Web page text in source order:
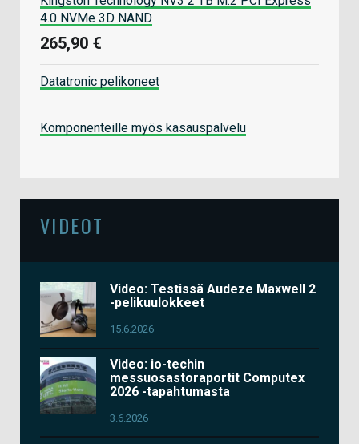
4.0 NVMe 3D NAND
265,90 €
Datatronic pelikoneet
Komponenteille myös kasauspalvelu
VIDEOT
Video: Testissä Audeze Maxwell 2
-pelikuulokkeet
15.6.2026
Video: io-techin
messuosastoraportit Computex
2026 -tapahtumasta
3.6.2026